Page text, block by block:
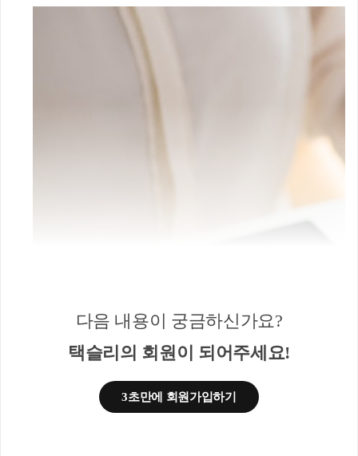
다음 내용이 궁금하신가요?
택슬리의 회원이 되어주세요!
3초만에 회원가입하기